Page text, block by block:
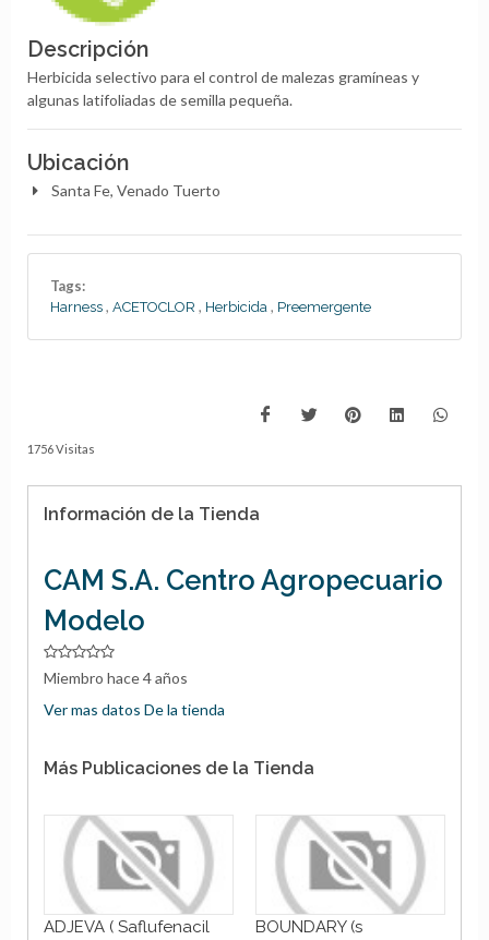
Descripción
Herbicida selectivo para el control de malezas gramíneas y
algunas latifoliadas de semilla pequeña.
Ubicación
Santa Fe, Venado Tuerto
Tags:
Harness , ACETOCLOR , Herbicida , Preemergente
1756 Visitas
Información de la Tienda
CAM S.A. Centro Agropecuario
Modelo
Miembro hace 4 años
Ver mas datos De la tienda
Más Publicaciones de la Tienda
ADJEVA ( Saflufenacil
BOUNDARY (s